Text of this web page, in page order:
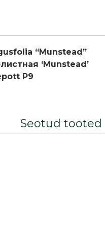
“Munstead”
‘Munstead’
P9
Seotud tooted